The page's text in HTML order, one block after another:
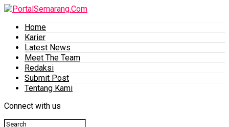
Home
Karier
Latest News
Meet The Team
Redaksi
Submit Post
Tentang Kami
Connect with us